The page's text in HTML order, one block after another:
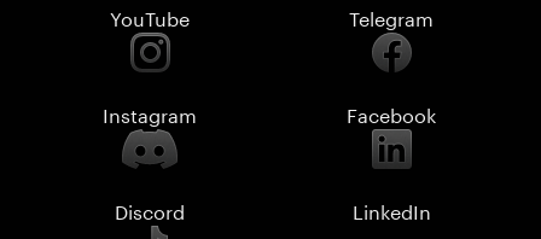
YouTube Telegram
Instagram Facebook
Discord LinkedIn